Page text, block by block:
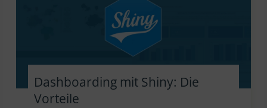
Dashboarding mit Shiny: Die
Vorteile